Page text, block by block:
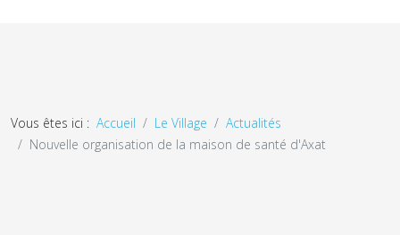
Vous êtes ici : Accueil Le Village
Actualités
Nouvelle organisation de la maison de santé d'Axat